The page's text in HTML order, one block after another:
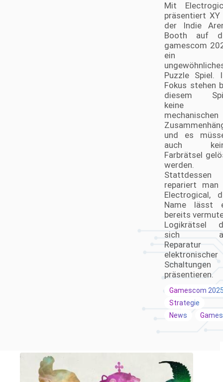
Mit
präsentiert XY
der Indie
Booth auf
gamescom
ein
Puzzle Spiel.
Fokus stehen
diesem
keine
mechanischen
und es
auch
Farbrätsel
werden.
Stattdessen
repariert man
Electrogical,
Name lässt
bereits
Logikrätsel
sich
Reparatur
elektronischer
Schaltungen
präsentieren.
Gamescom
Strategie
News
Games